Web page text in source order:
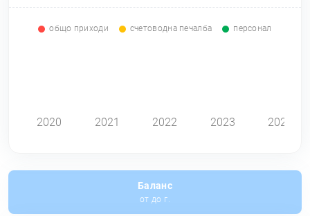
общо приходи счетоводна печалба персонал
2020 2021 2022 2023 2024
Баланс
от до г.